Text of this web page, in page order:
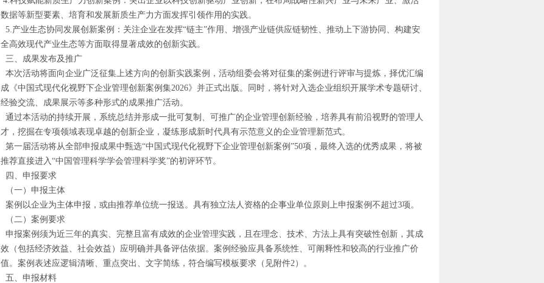
数据等新型要素、培育和发展新质生产力方面发挥引领作用的实践。
5.产业生态协同发展创新案例：关注企业在发挥“链主”作用、增强产业链供应链韧性、推动上下游协同、构建安
全高效现代产业生态等方面取得显著成效的创新实践。
三、成果发布及推广
本次活动将面向企业广泛征集上述方向的创新实践案例，活动组委会将对征集的案例进行评审与提炼，择优汇编
成《中国式现代化视野下企业管理创新案例集2026》并正式出版。同时，将针对入选企业组织开展学术专题研讨、
经验交流、成果展示等多种形式的成果推广活动。
通过本活动的持续开展，系统总结并形成一批可复制、可推广的企业管理创新经验，培养具有前沿视野的管理人
才，挖掘在专项领域表现卓越的创新企业，凝练形成新时代具有示范意义的企业管理新范式。
第一届活动将从全部申报成果中甄选“中国式现代化视野下企业管理创新案例”50项，最终入选的优秀成果，将被
推荐直接进入“中国管理科学学会管理科学奖”的初评环节。
四、申报要求
（一）申报主体
案例以企业为主体申报，或由推荐单位统一报送。具有独立法人资格的企事业单位原则上申报案例不超过3项。
（二）案例要求
申报案例须为近三年的真实、完整且富有成效的企业管理实践，且在理念、技术、方法上具有突破性创新，其成
效（包括经济效益、社会效益）应明确并具备评估依据。案例经验应具备系统性、可阐释性和较高的行业推广价
值。案例表述应逻辑清晰、重点突出、文字简练，符合编写模板要求（见附件2）。
五、申报材料